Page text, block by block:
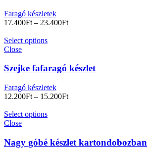
Faragó készletek
17.400Ft – 23.400Ft
Select options
Close
Szejke fafaragó készlet
Faragó készletek
12.200Ft – 15.200Ft
Select options
Close
Nagy góbé készlet kartondobozban